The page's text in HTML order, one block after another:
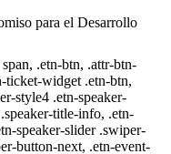
para el Desarrollo
.etn-btn, .attr-btn-
ticket-widget .etn-btn,
style4 .etn-speaker-
title-info, .etn-
speaker-slider .swiper-
button-next, .etn-event-